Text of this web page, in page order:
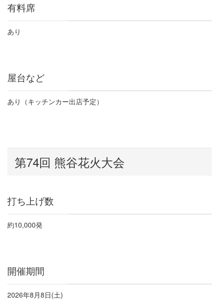
有料席
あり
屋台など
あり（キッチンカー出店予定）
第74回 熊谷花火大会
打ち上げ数
約10,000発
開催期間
2026年8月8日(土)